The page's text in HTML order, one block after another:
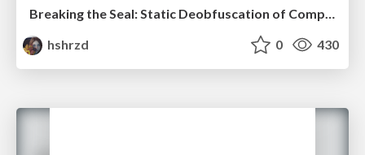
Breaking the Seal: Static Deobfuscation of Compiled V8 JavaScript Bytecode Malware
hshrzd
0 430